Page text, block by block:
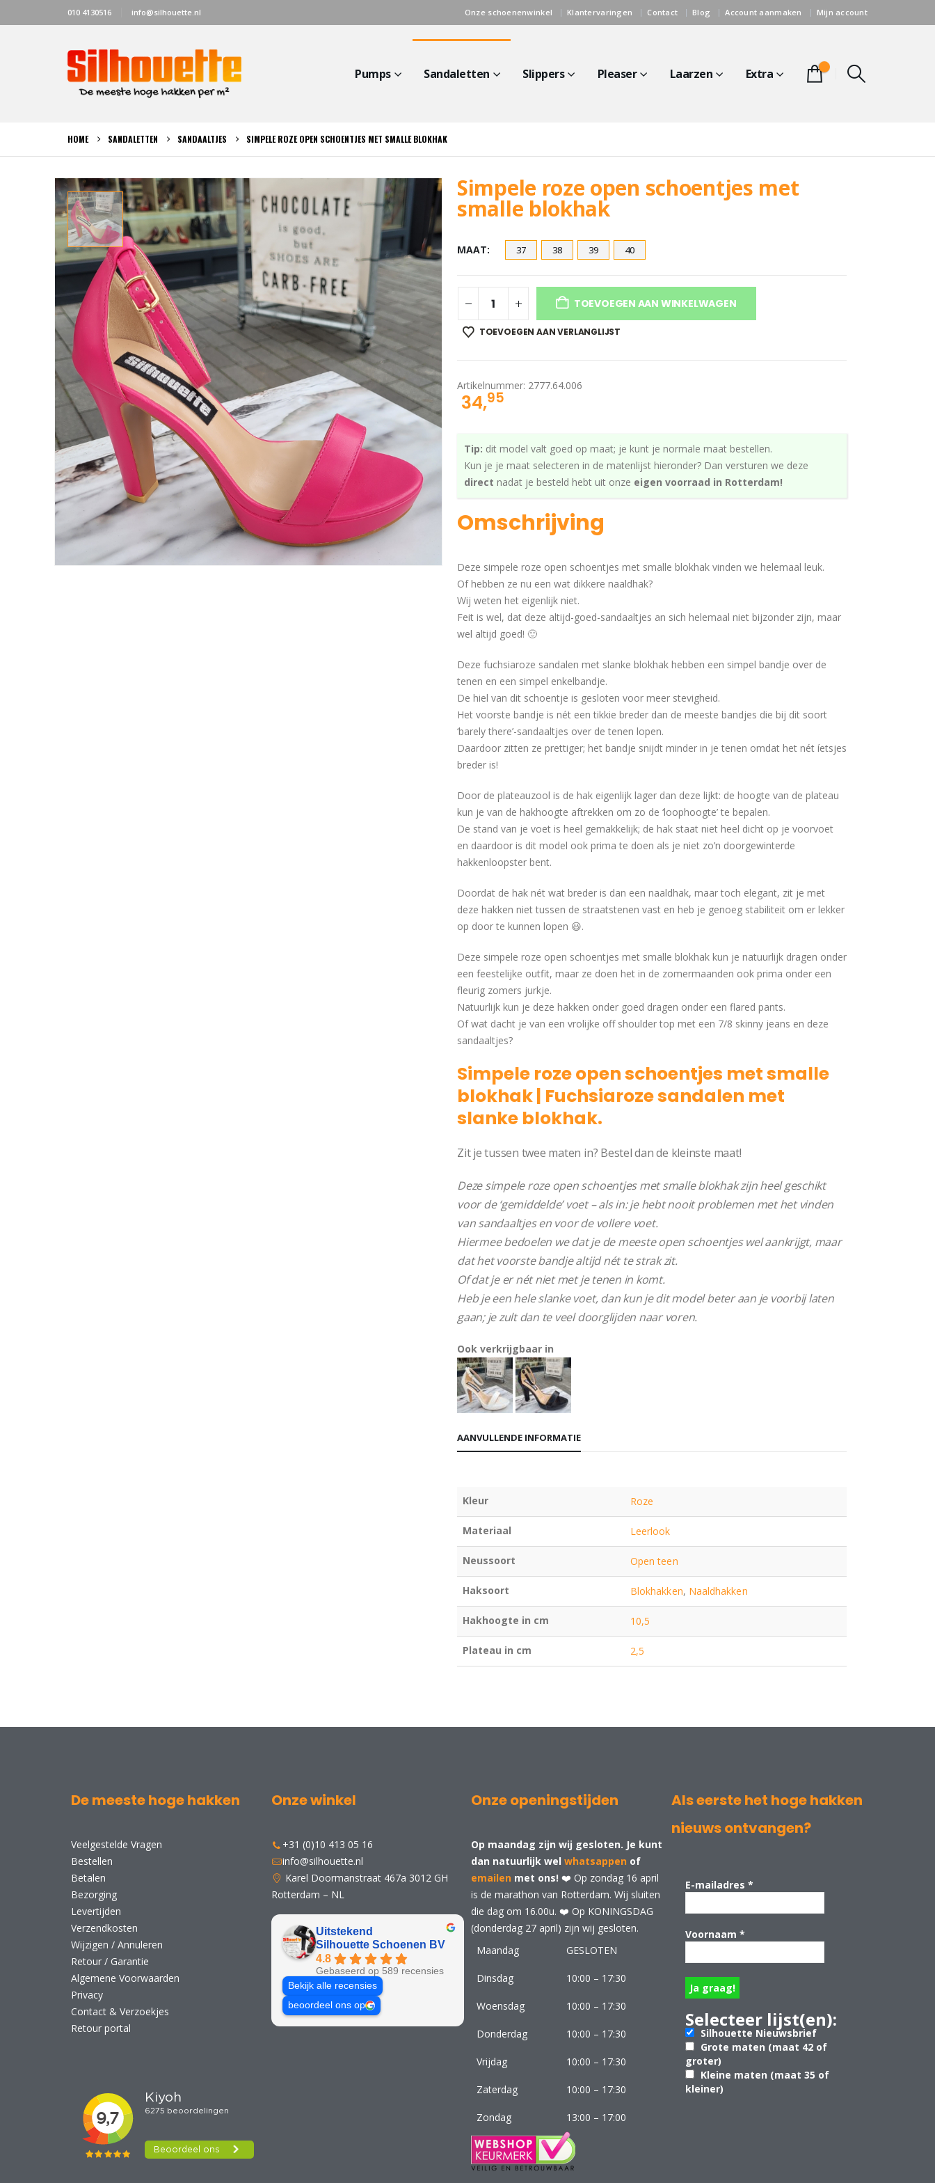
010 4130516 info@silhouette.nl Onze schoenenwinkel Klantervaringen Contact Blog Account aanmaken Mijn account
Pumps Sandaletten Slippers Pleaser Laarzen Extra
HOME SANDALETTEN SANDAALTJES SIMPELE ROZE OPEN SCHOENTJES MET SMALLE BLOKHAK
Simpele roze open schoentjes met
smalle blokhak
MAAT 37 38 39 40
TOEVOEGEN AAN WINKELWAGEN
TOEVOEGEN AAN VERLANGLIJST
Artikelnummer: 2777.64.006
34,95
Tip: dit model valt goed op maat; je kunt je normale maat bestellen.
Kun je je maat selecteren in de matenlijst hieronder? Dan versturen we deze
direct nadat je besteld hebt uit onze eigen voorraad in Rotterdam!
Omschrijving
Deze simpele roze open schoentjes met smalle blokhak vinden we helemaal leuk.
Of hebben ze nu een wat dikkere naaldhak?
Wij weten het eigenlijk niet.
Feit is wel, dat deze altijd-goed-sandaaltjes an sich helemaal niet bijzonder zijn, maar
wel altijd goed! 🙂
Deze fuchsiaroze sandalen met slanke blokhak hebben een simpel bandje over de
tenen en een simpel enkelbandje.
De hiel van dit schoentje is gesloten voor meer stevigheid.
Het voorste bandje is nét een tikkie breder dan de meeste bandjes die bij dit soort
‘barely there’-sandaaltjes over de tenen lopen.
Daardoor zitten ze prettiger; het bandje snijdt minder in je tenen omdat het nét íetsjes
breder is!
Door de plateauzool is de hak eigenlijk lager dan deze lijkt: de hoogte van de plateau
kun je van de hakhoogte aftrekken om zo de ‘loophoogte’ te bepalen.
De stand van je voet is heel gemakkelijk; de hak staat niet heel dicht op je voorvoet
en daardoor is dit model ook prima te doen als je niet zo’n doorgewinterde
hakkenloopster bent.
Doordat de hak nét wat breder is dan een naaldhak, maar toch elegant, zit je met
deze hakken niet tussen de straatstenen vast en heb je genoeg stabiliteit om er lekker
op door te kunnen lopen 😃.
Deze simpele roze open schoentjes met smalle blokhak kun je natuurlijk dragen onder
een feestelijke outfit, maar ze doen het in de zomermaanden ook prima onder een
fleurig zomers jurkje.
Natuurlijk kun je deze hakken onder goed dragen onder een flared pants.
Of wat dacht je van een vrolijke off shoulder top met een 7/8 skinny jeans en deze
sandaaltjes?
Simpele roze open schoentjes met smalle
blokhak | Fuchsiaroze sandalen met
slanke blokhak.
Zit je tussen twee maten in? Bestel dan de kleinste maat!
Deze simpele roze open schoentjes met smalle blokhak zijnheel geschikt
voor de ‘gemiddelde’ voet – als in: je hebt nooit problemen met het vinden
van sandaaltjes en voor de vollere voet.
Hiermee bedoelen we dat je de meeste open schoentjes wel aankrijgt, maar
dat het voorste bandje altijd nét te strak zit.
Of dat je er nét niet met je tenen in komt.
Heb je een hele slanke voet, dan kun je dit model beter aan je voorbij laten
gaan; je zult dan te veel doorglijden naar voren.
Ook verkrijgbaar in
AANVULLENDE INFORMATIE
Kleur Roze
Materiaal Leerlook
Neussoort Open teen
Haksoort Blokhakken, Naaldhakken
Hakhoogte in cm 10,5
Plateau in cm 2,5
De meeste hoge hakken
Veelgestelde Vragen
Bestellen
Betalen
Bezorging
Levertijden
Verzendkosten
Wijzigen / Annuleren
Retour / Garantie
Algemene Voorwaarden
Privacy
Contact & Verzoekjes
Retour portal
Onze winkel
+31 (0)10 413 05 16
info@silhouette.nl
Karel Doormanstraat 467a 3012 GH
Rotterdam – NL
Uitstekend
Silhouette Schoenen BV
4.8
Gebaseerd op 589 recensies
Bekijk alle recensies
beoordeel ons op
Onze openingstijden
Op maandag zijn wij gesloten. Je kunt
dan natuurlijk wel whatsappen of
emailen met ons! ❤️ Op zondag 16 april
is de marathon van Rotterdam. Wij sluiten
die dag om 16.00u. ❤️ Op KONINGSDAG
(donderdag 27 april) zijn wij gesloten.
Maandag
GESLOTEN
Dinsdag 10:00 – 17:30
Woensdag 10:00 – 17:30
Donderdag 10:00 – 17:30
Vrijdag 10:00 – 17:30
Zaterdag 10:00 – 17:30
Zondag 13:00 – 17:00
Als eerste het hoge hakken
nieuws ontvangen?
E-mailadres *
Voornaam *
Selecteer lijst(en):
Silhouette Nieuwsbrief
Grote maten (maat 42 of
groter)
Kleine maten (maat 35 of
kleiner)